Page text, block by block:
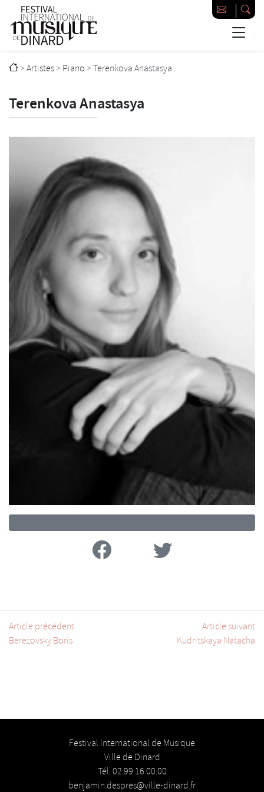
Passer au contenu principal
Festival international de musique de Dinard
>Artistes> Piano>Terenkova Anastasya
Terenkova Anastasya
FacebookTwitter
Article précédent
Berezovsky Boris
Article suivant
Kudritskaya Natacha
Festival International de Musique
Ville de Dinard
Tél. 02.99.16.00.00
benjamin.despres@ville-dinard.fr